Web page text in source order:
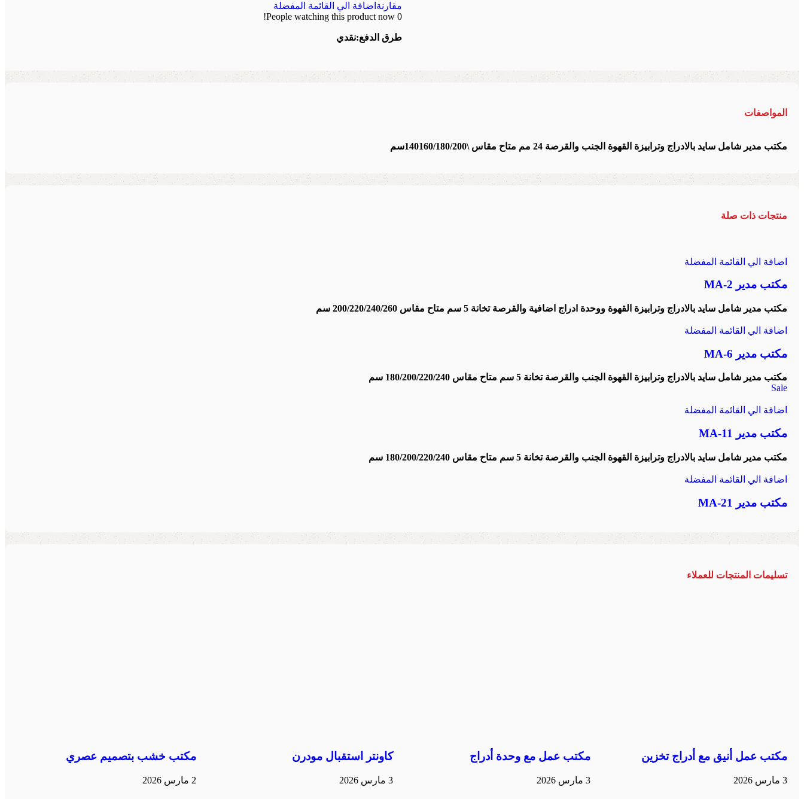
مقارنة اضافة الي القائمة المفضلة
0
People watching this product now!
طرق الدفع:نقدي
المواصفات
مكتب مدير شامل سايد بالادراج وترابيزة القهوة الجنب والقرصة 24 مم متاح مقاس \140160/180/200سم
منتجات ذات صلة
اضافة الي القائمة المفضلة
مكتب مدير MA-2
مكتب مدير شامل سايد بالادراج وترابيزة القهوة ووحدة ادراج اضافية والقرصة تخانة 5 سم متاح مقاس 200/220/240/260 سم
اضافة الي القائمة المفضلة
مكتب مدير MA-6
مكتب مدير شامل سايد بالادراج وترابيزة القهوة الجنب والقرصة تخانة 5 سم متاح مقاس 180/200/220/240 سم
Sale
اضافة الي القائمة المفضلة
مكتب مدير MA-11
مكتب مدير شامل سايد بالادراج وترابيزة القهوة الجنب والقرصة تخانة 5 سم متاح مقاس 180/200/220/240 سم
اضافة الي القائمة المفضلة
مكتب مدير MA-21
تسليمات المنتجات للعملاء
مكتب عمل أنيق مع أدراج تخزين
3 مارس 2026
مكتب عمل مع وحدة أدراج
3 مارس 2026
كاونتر استقبال مودرن
3 مارس 2026
مكتب خشب بتصميم عصري
2 مارس 2026